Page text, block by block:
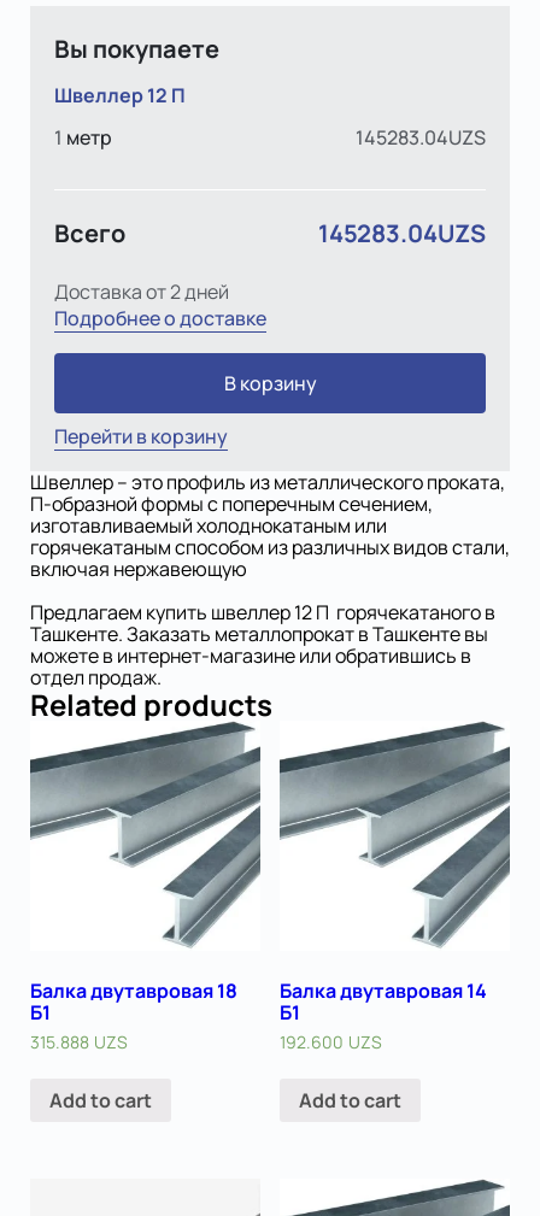
Вы покупаете
Швеллер 12 П
1 метр 145283.04UZS
Всего 145283.04UZS
Доставка от 2 дней
Подробнее о доставке
В корзину
Перейти в корзину
Швеллер – это профиль из металлического проката,
П-образной формы с поперечным сечением,
изготавливаемый холоднокатаным или
горячекатаным способом из различных видов стали,
включая нержавеющую
Предлагаем купить швеллер 12 П горячекатаного в
Ташкенте. Заказать металлопрокат в Ташкенте вы
можете в интернет-магазине или обратившись в
отдел продаж.
Related products
Балка двутавровая 18
Б1
315.888 UZS
Add to cart
Балка двутавровая 14
Б1
192.600 UZS
Add to cart